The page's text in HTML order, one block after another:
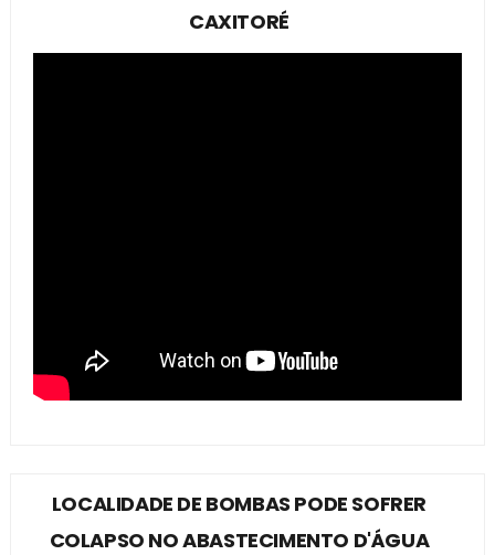
CAXITORÉ
LOCALIDADE DE BOMBAS PODE SOFRER
COLAPSO NO ABASTECIMENTO D'ÁGUA